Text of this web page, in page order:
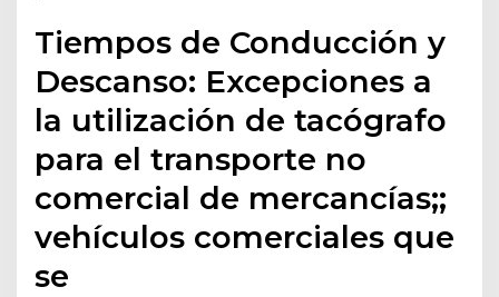
Tiempos de Conducción y
Descanso: Excepciones a
la utilización de tacógrafo
para el transporte no
comercial de mercancías;;
vehículos comerciales que
se